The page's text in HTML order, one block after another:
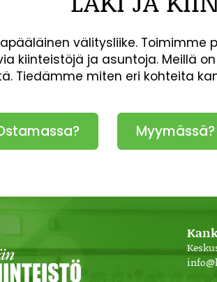
välitysliike.
kiinteistöjä ja asuntoja. Meillä
Tiedämme miten eri kohteita
Myymässä?